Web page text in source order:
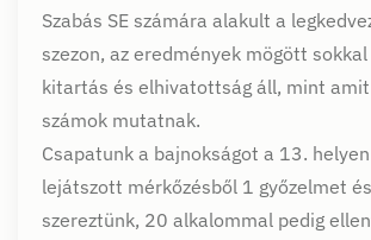
Szabás SE számára alakult a
szezon, az eredmények mögött
kitartás és elhivatottság áll, mint
számok mutatnak.
Csapatunk a bajnokságot a 13.
lejátszott mérkőzésből 1 győzelmet
szereztünk, 20 alkalommal pedig